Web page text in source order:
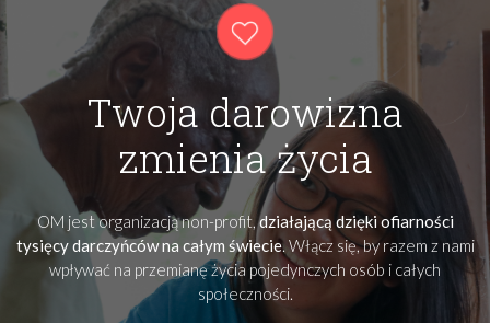
Twoja darowizna
zmienia życia
OM jest organizacją non-profit,działającą dzięki ofiarności
tysięcy darczyńców na całym świecie. Włącz się, by razem z nami
wpływać na przemianę życia pojedynczych osób i całych
społeczności.